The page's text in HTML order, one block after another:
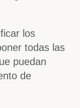
los
todas las
puedan
de